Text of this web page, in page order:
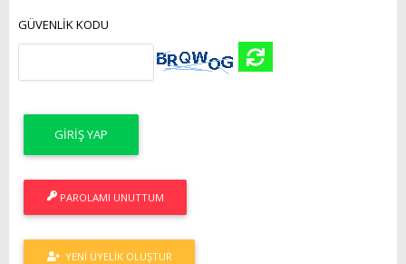
GÜVENLİK KODU
PAROLAMI UNUTTUM
YENI ÜYELIK OLUŞTUR